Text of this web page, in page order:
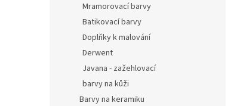
Mramorovací barvy
Batikovací barvy
Doplňky k malování
Derwent
Javana - zažehlovací
barvy na kůži
Barvy na keramiku